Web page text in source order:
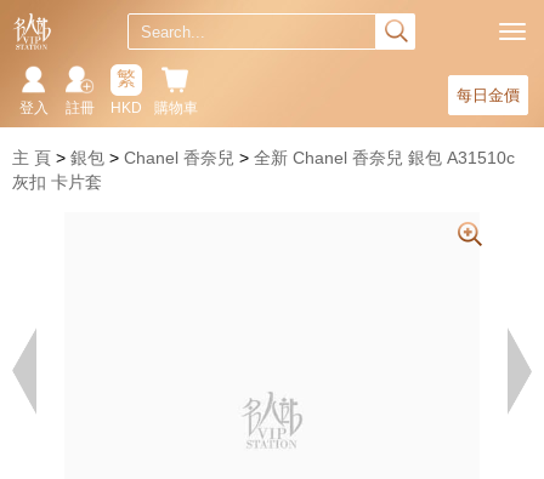
每日金價
購物車
繁
HKD
註冊
登入
主 頁 銀包 Chanel 香奈兒
全新 Chanel 香奈兒 銀包 A31510c
灰扣 卡片套